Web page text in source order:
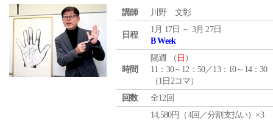
講師 川野 文彰
日程
1月 17日 ～ 3月 27日
B Week
時間
隔週 （ 日 ）
11：30～12：50／13：10～14：30
（1日2コマ）
回数
全12回
14,580円（4回／分割支払い）×3